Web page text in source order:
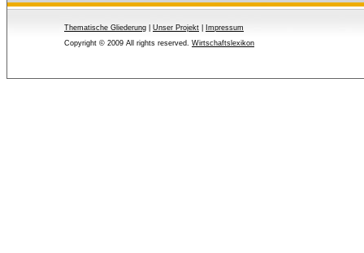
Thematische Gliederung Unser Projekt
Impressum
Copyright © 2009 All rights reserved. Wirtschaftslexikon